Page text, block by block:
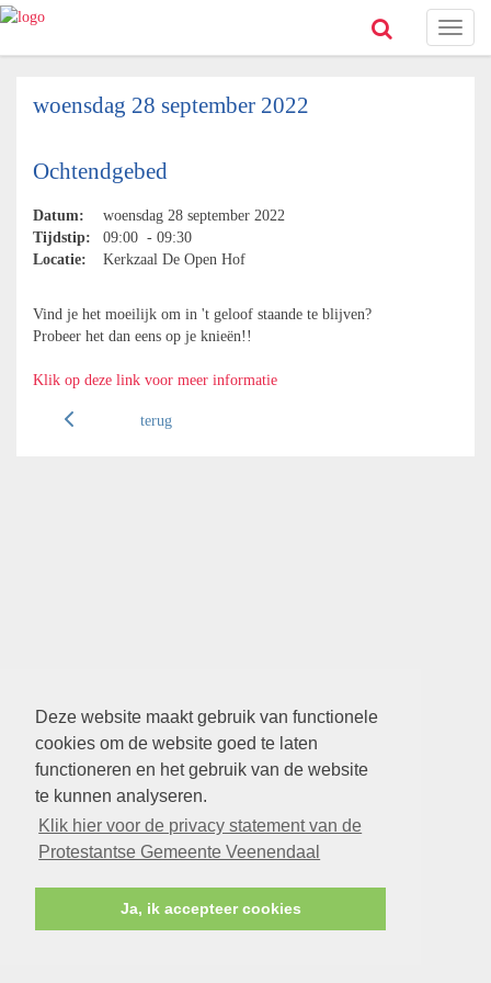
Deze website maakt gebruik van functionele
cookies om de website goed te laten
functioneren en het gebruik van de website
te kunnen analyseren.
Klik hier voor de privacy statement van de
Protestantse Gemeente Veenendaal
Ja, ik accepteer cookies
Toggle
woensdag 28 september 2022
Ochtendgebed
Datum:
woensdag 28 september 2022
Tijdstip:
09:00 - 09:30
Locatie:
Kerkzaal De Open Hof
Vind je het moeilijk om in 't geloof staande te blijven?
Probeer het dan eens op je knieën!!
Klik op deze link voor meer informatie
terug